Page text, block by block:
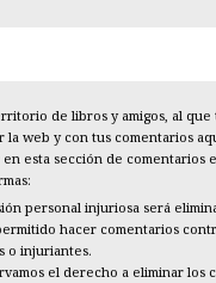
de libros y amigos, al que
la web y con tus comentarios
esta sección de comentarios
personal injuriosa será
hacer comentarios
o injuriantes.
el derecho a eliminar los